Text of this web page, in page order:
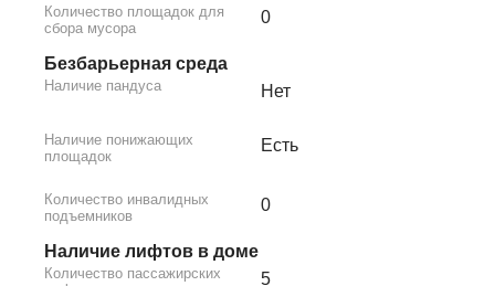
Количество площадок для
сбора мусора
0
Безбарьерная среда
Наличие пандуса Нет
Наличие понижающих
площадок
Есть
Количество инвалидных
подъемников
0
Наличие лифтов в доме
Количество пассажирских
5